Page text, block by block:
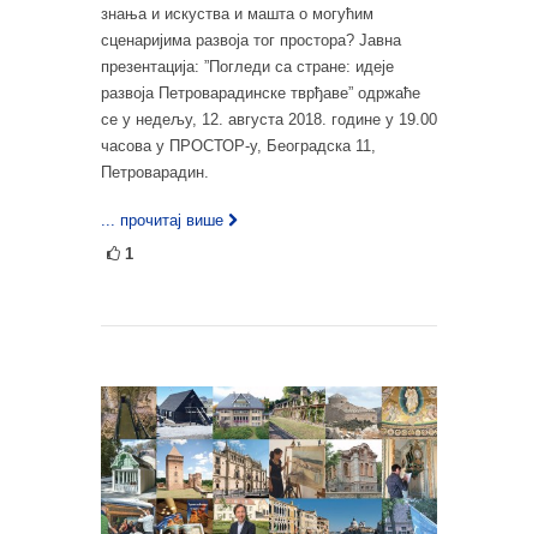
знања и искуства и машта о могућим
сценаријима развоја тог простора? Јавна
презентација: ”Погледи са стране: идеје
развоја Петроварадинске тврђаве” одржаће
се у недељу, 12. августа 2018. године у 19.00
часова у ПРОСТОР-у, Београдска 11,
Петроварадин.
... прочитај више
1